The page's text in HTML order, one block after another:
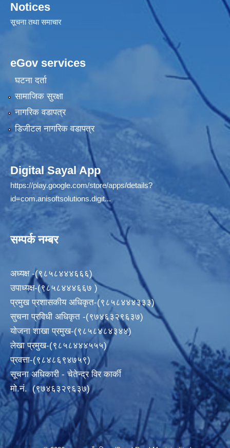
Notices
सूचना तथा समाचार
eGov services
घटना दर्ता
सामाजिक सुरक्षा
नागरिक वडापत्र
डिजीटल नागरिक वडापत्र
Digital Sayal App
https://play.google.com/store/apps/details?
id=com.anisoftsolutions.digit...
सम्पर्क नम्बर
अध्यक्ष -(९८५८४४४६६६)
उपाध्यक्ष-(९८५८४४४६६७ )
प्रमुख प्रशासकीय अधिकृत-(९८५८४४४३३३)
सुचना प्रविधी अधिकृत -(९७४६३२९६३७)
योजना शाखा प्रमुख-(९८५८४८४३४४)
लेखा प्रमुख-(९८५८४४४५५५)
प्रवत्ता-(९८४८६९४७५९)
सूचना अधिकारी - चेतेन्द्र विर कार्की
मो.नं. (९७४६३२९६३७)